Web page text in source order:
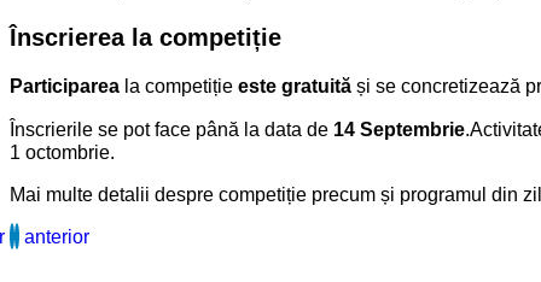
Înscrierea la competiție
Participarea la competiție este gratuită și se concretizează
Înscrierile se pot face până la data de 14 Septembrie
1 octombrie.
Mai multe detalii despre competiție precum și programul din
anterior